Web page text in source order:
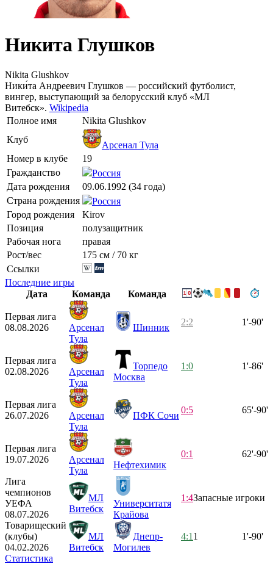
Никита Глушков
Nikita Glushkov
Ники́та Андреевич Глушков — российский футболист,
вингер, выступающий за белорусский клуб «МЛ
Витебск». Wikipedia
Полное имя
Nikita Glushkov
Клуб
Арсенал Тула
Номер в клубе
19
Гражданство
Россия
Дата рождения
09.06.1992 (34 года)
Страна рождения
Россия
Город рождения
Kirov
Позиция
полузащитник
Рабочая нога
правая
Рост/вес
175 см / 70 кг
Ссылки
Последние игры
Дата
Команда Команда
Первая лига
08.08.2026
Арсенал
Тула
Шинник
2:2 1'-90'
Первая лига
02.08.2026
Арсенал
Тула
Торпедо
Москва
1:0 1'-86'
Первая лига
26.07.2026
Арсенал
Тула
ПФК Сочи
0:5 65'-90'
Первая лига
19.07.2026
Арсенал
Тула
Нефтехимик
0:1 62'-90'
Лига
чемпионов
УЕФА
08.07.2026
МЛ
Витебск
Университатя
Крайова
1:4Запасные игроки
Товарищеский
(клубы)
04.02.2026
МЛ
Витебск
Днепр-
Могилев
4:1 1 1'-90'
Статистика